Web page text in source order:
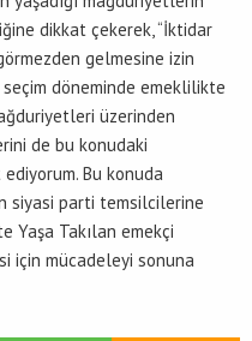
dikkat çekerek, “İktidar
gelmesine izin
seçim döneminde emeklilikte
üzerinden
de bu konudaki
Bu konuda
siyasi parti temsilcilerine
Yaşa Takılan emekçi
için mücadeleyi sonuna